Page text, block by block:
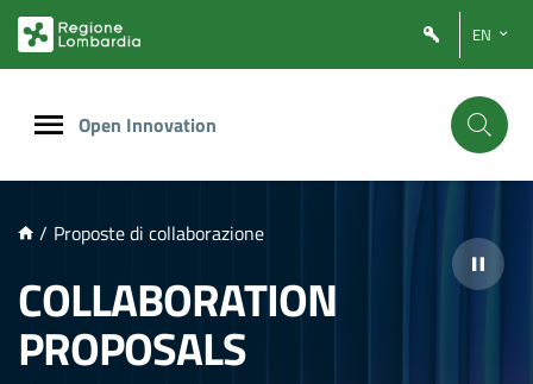
PRINCIPALE
EN
Open Innovation
/ Proposte di collaborazione
COLLABORATION
PROPOSALS